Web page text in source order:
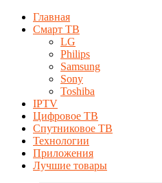
Главная
Смарт ТВ
LG
Philips
Samsung
Sony
Toshiba
IPTV
Цифровое ТВ
Спутниковое ТВ
Технологии
Приложения
Лучшие товары